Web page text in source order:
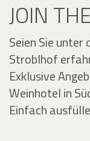
JOIN
Seien Sie unter
Stroblhof
Exklusive
Weinhotel in
Einfach